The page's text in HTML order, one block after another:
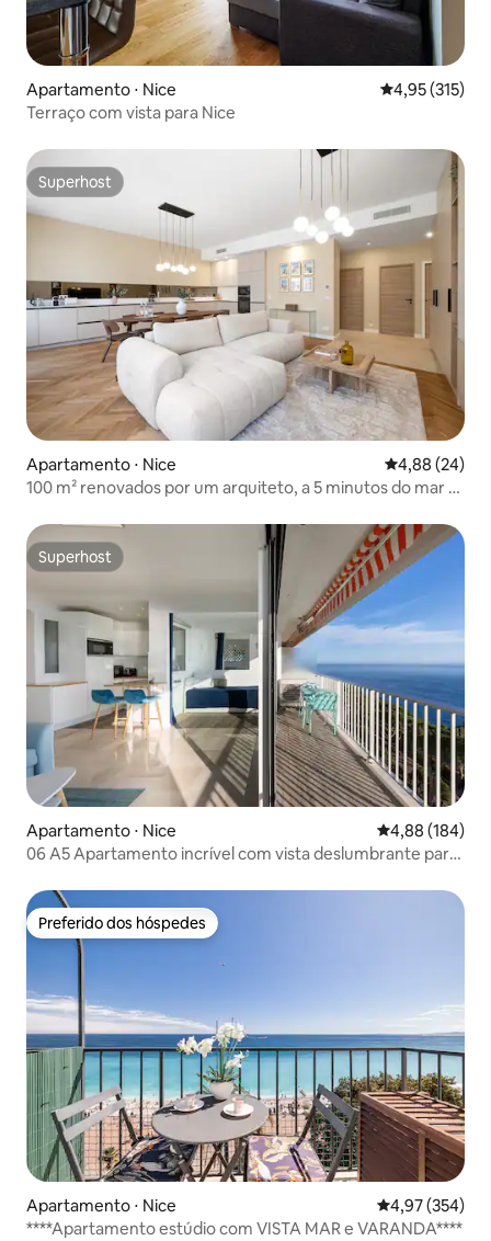
Apartamento ⋅ Nice 4,95 de uma
4,95 (315)
Terraço com vista para Nice
Superhost
Superhost
Apartamento ⋅ Nice 4,88 de uma
4,88 (24)
100 m² renovados por um arquiteto, a 5 minutos do mar e
Superhost
Superhost
Apartamento ⋅ Nice 4,88 de uma
4,88 (184)
06 A5 Apartamento incrível com vista deslumbrante para
Preferido dos hóspedes
Preferido dos hóspedes
Apartamento ⋅ Nice 4,97 de uma
4,97 (354)
****Apartamento estúdio com VISTA MAR e VARANDA****